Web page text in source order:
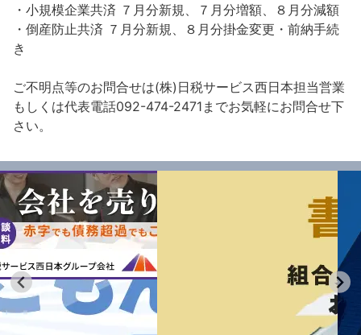
・小規模企業共済 ７月分新規、７月分増額、８月分減額
・倒産防止共済 ７月分新規、８月分掛金変更・前納手続
き
ご不明点等のお問合せは(株)日税サービス西日本担当営業
もしくは代表電話092-474-2471までお気軽にお問合せ下
さい。